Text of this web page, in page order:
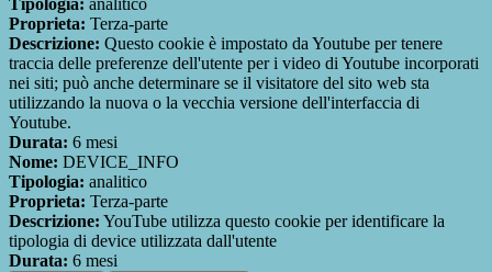
Tipologia: analitico
Proprieta: Terza-parte
Descrizione: Questo cookie è impostato da Youtube per tenere
traccia delle preferenze dell'utente per i video di Youtube incorporati
nei siti; può anche determinare se il visitatore del sito web sta
utilizzando la nuova o la vecchia versione dell'interfaccia di
Youtube.
Durata: 6 mesi
Nome: DEVICE_INFO
Tipologia: analitico
Proprieta: Terza-parte
Descrizione: YouTube utilizza questo cookie per identificare la
tipologia di device utilizzata dall'utente
Durata: 6 mesi